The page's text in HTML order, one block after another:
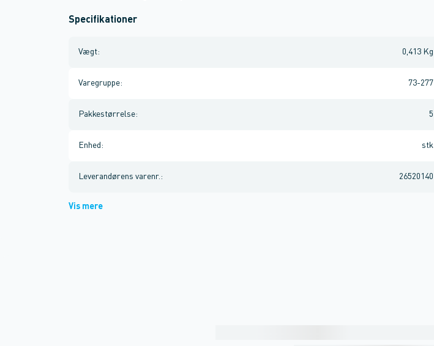
Specifikationer
Vægt: 0,413 Kg
Varegruppe: 73-277
Pakkestørrelse: 5
Enhed : stk
Leverandørens varenr. : 26520140
Vis mere